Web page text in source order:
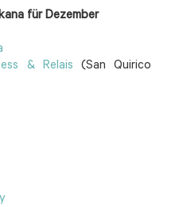
für Dezember
& Relais (San Quirico